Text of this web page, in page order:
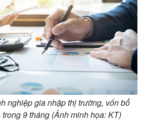
nghiệp gia nhập thị trường, vốn bổ
9 tháng (Ảnh minh họa: KT)